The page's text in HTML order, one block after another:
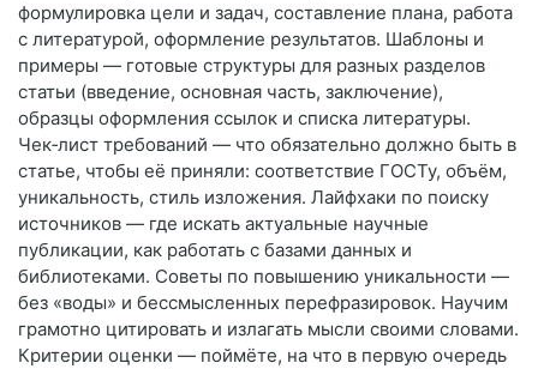
формулировка цели и задач, составление плана, работа
с литературой, оформление результатов. Шаблоны и
примеры — готовые структуры для разных разделов
статьи (введение, основная часть, заключение),
образцы оформления ссылок и списка литературы.
Чек‑лист требований — что обязательно должно быть в
статье, чтобы её приняли: соответствие ГОСТу, объём,
уникальность, стиль изложения. Лайфхаки по поиску
источников — где искать актуальные научные
публикации, как работать с базами данных и
библиотеками. Советы по повышению уникальности —
без «воды» и бессмысленных перефразировок. Научим
грамотно цитировать и излагать мысли своими словами.
Критерии оценки — поймёте, на что в первую очередь